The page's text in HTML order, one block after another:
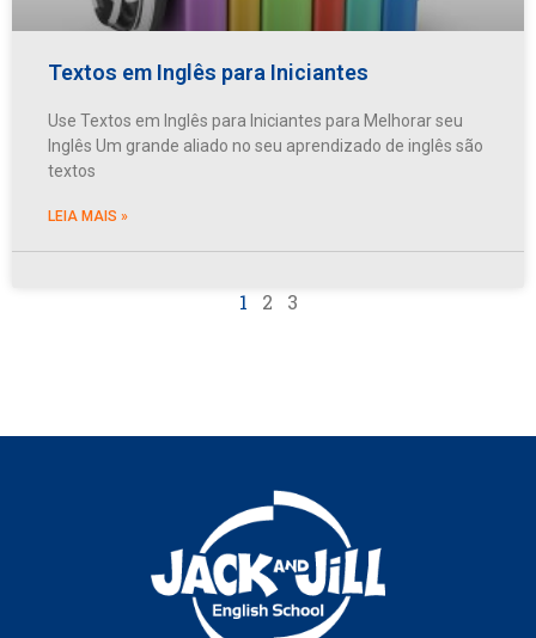
Textos em Inglês para Iniciantes
Use Textos em Inglês para Iniciantes para Melhorar seu
Inglês Um grande aliado no seu aprendizado de inglês são
textos
LEIA MAIS »
1 2 3